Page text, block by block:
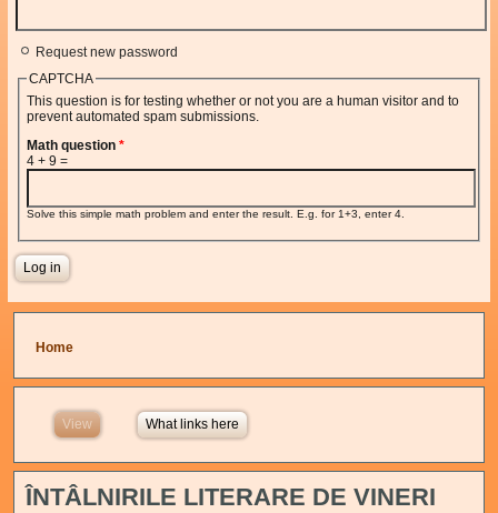
Request new password
CAPTCHA
This question is for testing whether or not you are a human visitor and to
prevent automated spam submissions.
Math question*
4 + 9 =
Solve this simple math problem and enter the result. E.g. for 1+3, enter 4.
You are here
Home
View (active tab)What links here
ÎNTÂLNIRILE LITERARE DE VINERI